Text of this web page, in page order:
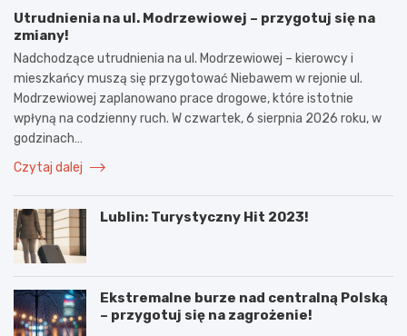
Utrudnienia na ul. Modrzewiowej – przygotuj się na
zmiany!
Nadchodzące utrudnienia na ul. Modrzewiowej – kierowcy i
mieszkańcy muszą się przygotować Niebawem w rejonie ul.
Modrzewiowej zaplanowano prace drogowe, które istotnie
wpłyną na codzienny ruch. W czwartek, 6 sierpnia 2026 roku, w
godzinach…
Czytaj dalej
Lublin: Turystyczny Hit 2023!
Ekstremalne burze nad centralną Polską
– przygotuj się na zagrożenie!